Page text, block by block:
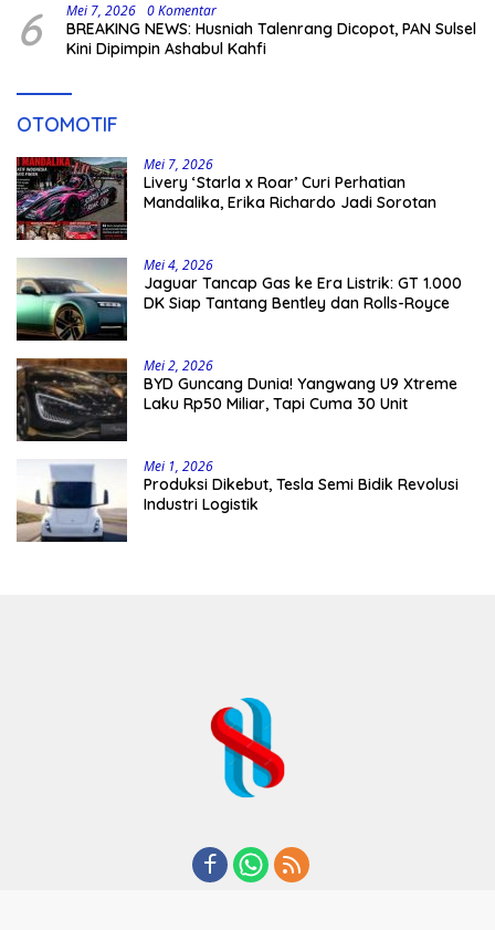
6 Mei 7, 2026 0 Komentar
BREAKING NEWS: Husniah Talenrang Dicopot, PAN Sulsel
Kini Dipimpin Ashabul Kahfi
OTOMOTIF
Mei 7, 2026
Livery ‘Starla x Roar’ Curi Perhatian
Mandalika, Erika Richardo Jadi Sorotan
Mei 4, 2026
Jaguar Tancap Gas ke Era Listrik: GT 1.000
DK Siap Tantang Bentley dan Rolls-Royce
Mei 2, 2026
BYD Guncang Dunia! Yangwang U9 Xtreme
Laku Rp50 Miliar, Tapi Cuma 30 Unit
Mei 1, 2026
Produksi Dikebut, Tesla Semi Bidik Revolusi
Industri Logistik